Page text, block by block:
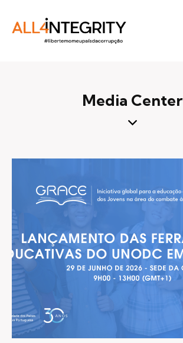
Media Center